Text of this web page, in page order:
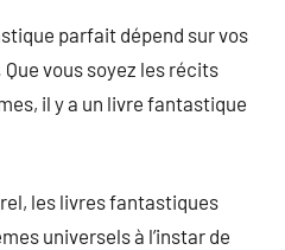
parfait dépend sur vos
vous soyez les récits
il y a un livre fantastique
les livres fantastiques
universels à l’instar de